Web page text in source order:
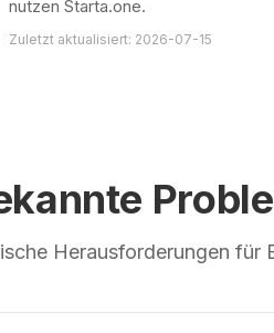
nutzen Starta.one.
Zuletzt aktualisiert: 2026-07-15
Herausforderungen für